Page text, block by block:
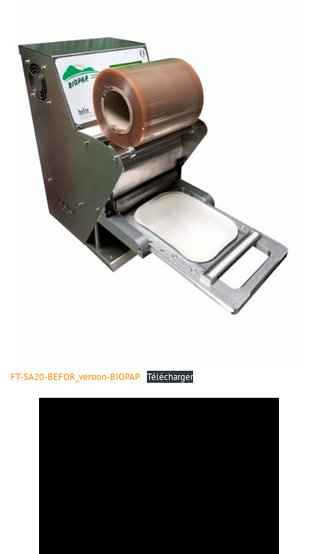
FT-SA20-BEFOR_version-BIOPAP Télécharger